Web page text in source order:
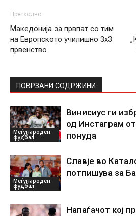
Претходно
Македонија за првпат со тим
на Европското училишно 3х3
првенство
ПОВРЗАНИ СОДРЖИНИ
Меѓународен
фудбал
Винисиус ги
од Инстаграм
понуда
Меѓународен
фудбал
Славје во
потпишува за
Напаѓачот кој